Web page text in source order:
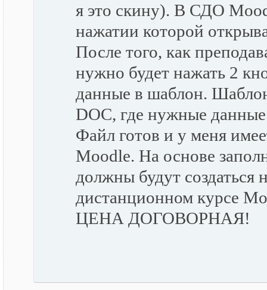
я это скину). В СДО
нажатии которой
После того, как
нужно будет нажать 2
данные в шаблон.
DOC, где нужные
Файл готов и у меня
Moodle. На основе
должны будут
дистанционном курсе
ЦЕНА ДОГОВОРНАЯ!